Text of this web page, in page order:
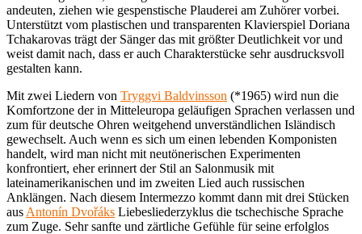
andeuten, ziehen wie gespenstische Plauderei am Zuhörer vorbei.
Unterstützt vom plastischen und transparenten Klavierspiel Doriana
Tchakarovas trägt der Sänger das mit größter Deutlichkeit vor und
weist damit nach, dass er auch Charakterstücke sehr ausdrucksvoll
gestalten kann.
Mit zwei Liedern von Tryggvi Baldvinsson (*1965) wird nun die
Komfortzone der in Mitteleuropa geläufigen Sprachen verlassen und
zum für deutsche Ohren weitgehend unverständlichen Isländisch
gewechselt. Auch wenn es sich um einen lebenden Komponisten
handelt, wird man nicht mit neutönerischen Experimenten
konfrontiert, eher erinnert der Stil an Salonmusik mit
lateinamerikanischen und im zweiten Lied auch russischen
Anklängen. Nach diesem Intermezzo kommt dann mit drei Stücken
aus Antonín Dvořáks Liebesliederzyklus die tschechische Sprache
zum Zuge. Sehr sanfte und zärtliche Gefühle für seine erfolglos